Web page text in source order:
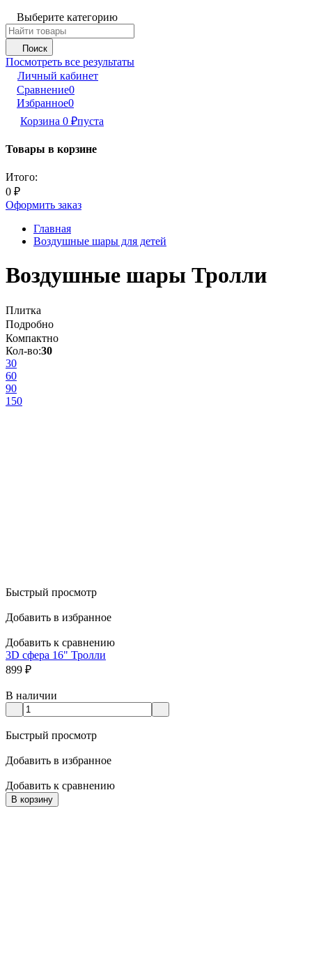
Выберите категорию
Поиск
Посмотреть все результаты
Личный кабинет
Сравнение0
Избранное0
Корзина 0 ₽пуста
Товары в корзине
Итого:
0 ₽
Оформить заказ
Главная
Воздушные шары для детей
Воздушные шары Тролли
Плитка
Подробно
Компактно
Кол-во:30
30
60
90
150
Быстрый просмотр
Добавить в избранное
Добавить к сравнению
3D сфера 16" Тролли
899 ₽
В наличии
Быстрый просмотр
Добавить в избранное
Добавить к сравнению
В корзину